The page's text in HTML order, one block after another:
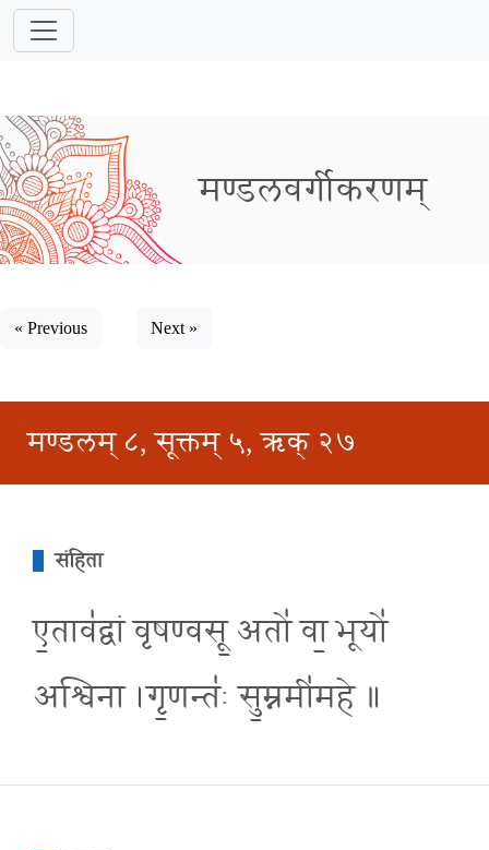
मण्डलवर्गीकरणम्
« Previous Next »
मण्डलम् ८, सूक्तम् ५, ऋक् २७
संहिता
ए॒ताव॑द्वां वृषण्वसू॒ अतो॑ वा॒ भूयो॑
अश्विना ।गृ॒णन्त॑ः सु॒म्नमी॑महे ॥